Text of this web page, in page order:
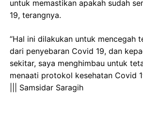
untuk memastikan apakah sudah
19, terangnya.
“Hal ini dilakukan untuk mencegah
dari penyebaran Covid 19, dan
sekitar, saya menghimbau untuk
menaati protokol kesehatan Covid
||| Samsidar Saragih